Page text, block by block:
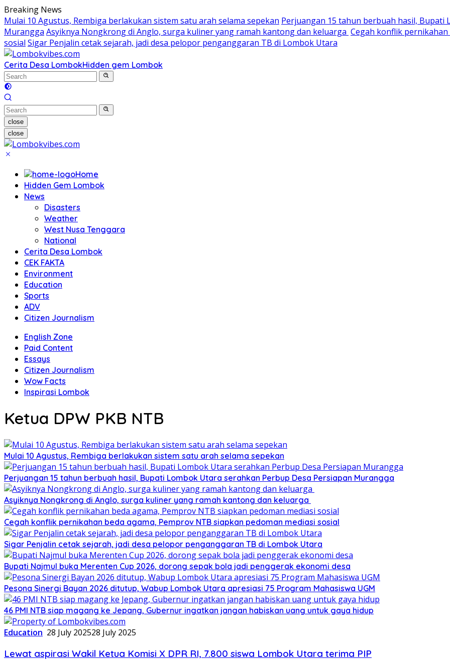
Skip
to
content
Breaking News
Mulai 10 Agustus, Rembiga berlakukan sistem satu arah selama sepekan Perjuangan 15 tahun berbuah hasil, Bupati
Murangga Asyiknya Nongkrong di Anglo, surga kuliner yang ramah kantong dan keluarga Cegah konflik
sosial Sigar Penjalin cetak sejarah, jadi desa pelopor penganggaran TB di Lombok Utara
Cerita Desa LombokHidden gem Lombok
close
close
Home
Hidden Gem Lombok
News
Disasters
Weather
West Nusa Tenggara
National
Cerita Desa Lombok
CEK FAKTA
Environment
Education
Sports
ADV
Citizen Journalism
English Zone
Paid Content
Essays
Citizen Journalism
Wow Facts
Inspirasi Lombok
Ketua DPW PKB NTB
Mulai 10 Agustus, Rembiga berlakukan sistem satu arah selama sepekan
Perjuangan 15 tahun berbuah hasil, Bupati Lombok Utara serahkan Perbup Desa Persiapan Murangga
Asyiknya Nongkrong di Anglo, surga kuliner yang ramah kantong dan keluarga
Cegah konflik pernikahan beda agama, Pemprov NTB siapkan pedoman mediasi sosial
Sigar Penjalin cetak sejarah, jadi desa pelopor penganggaran TB di Lombok Utara
Bupati Najmul buka Merenten Cup 2026, dorong sepak bola jadi penggerak ekonomi desa
Pesona Sinergi Bayan 2026 ditutup, Wabup Lombok Utara apresiasi 75 Program Mahasiswa UGM
46 PMI NTB siap magang ke Jepang, Gubernur ingatkan jangan habiskan uang untuk gaya hidup
Education 28 July 202528 July 2025
Lewat aspirasi Wakil Ketua Komisi X DPR RI, 7.800 siswa Lombok Utara terima PIP